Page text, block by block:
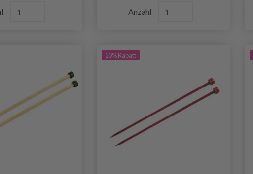
Anzahl
20% Rabatt